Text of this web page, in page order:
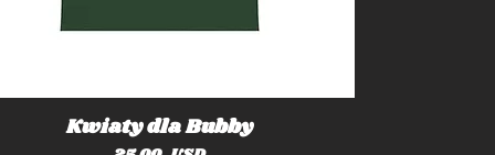
Kwiaty dla Bubby